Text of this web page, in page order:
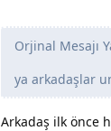
Orjinal Mesajı
ya arkadaşlar
Arkadaş ilk önce